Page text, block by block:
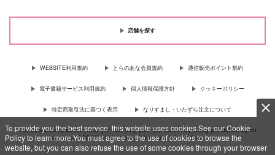
To provide you the best service, this website uses cookies.See our Cookie
Policy to learn more.You must agree to the use of cookies to browse the
website, but you can also refuse the use of some cookies through your browser
店舗を探す
WEBSITE利用規約 とらのあな会員規約 通信販売ポイント規約
電子書籍サービス利用規約 個人情報保護方針 クッキーポリシー
特定商取引法に基づく表示 なりすまし・いたずら注文について
For Overseas customer, now you can ship your purchases by using purchases agent
services “AOCS”! Click {more…} for more information …more